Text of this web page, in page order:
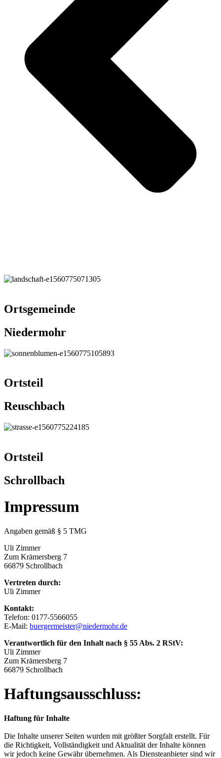
Ortsgemeinde
Niedermohr
Ortsteil
Reuschbach
Ortsteil
Schrollbach
Impressum
Angaben gemäß § 5 TMG
Uli Zimmer
Zum Krämersberg 7
66879 Schrollbach
Vertreten durch:
Uli Zimmer
Kontakt:
Telefon: 0177-5566055
E-Mail: buergermeister@niedermohr.de
Verantwortlich für den Inhalt nach § 55 Abs. 2 RStV:
Uli Zimmer
Zum Krämersberg 7
66879 Schrollbach
Haftungsausschluss:
Haftung für Inhalte
Die Inhalte unserer Seiten wurden mit größter Sorgfalt erstellt. Für
die Richtigkeit, Vollständigkeit und Aktualität der Inhalte können
wir jedoch keine Gewähr übernehmen. Als Diensteanbieter sind wir